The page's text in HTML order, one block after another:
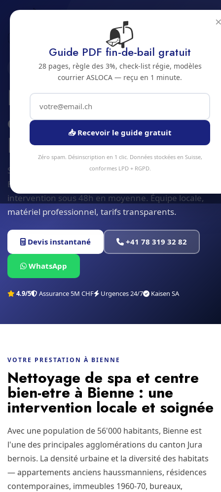
Nettoyage de spa et centre bien-etre
Jura bernois Bienne
2500 · JURA BERNOIS
Nettoyage de spa et
centre bien-etre a
Bienne
Service nettoyage de spa et centre bien-etre à
Bienne et alentours. Devis gratuit sous 24h,
intervention sous 48h en moyenne. Équipe locale,
matériel professionnel, tarifs transparents.
Devis instantané +41 78 319 32 82
WhatsApp
4.9/5 Assurance 5M CHF Urgences 24/7 Kaisen SA
VOTRE PRESTATION À BIENNE
Nettoyage de spa et centre
bien-etre à Bienne : une
intervention locale et soignée
Avec une population de 56'000 habitants, Bienne est
l'une des principales agglomérations du canton Jura
bernois. La densité urbaine et la diversité des habitats
— appartements anciens haussmanniens, résidences
contemporaines, immeubles 1960-70, bureaux,
📬
Guide PDF fin-de-bail gratuit
28 pages, règle des 3%, check-list régie, modèles
courrier ASLOCA — reçu en 1 minute.
📥 Recevoir le guide gratuit
Zéro spam. Désinscription en 1 clic. Données stockées en Suisse,
conformes LPD + RGPD.